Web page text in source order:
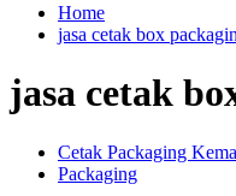
Home
jasa cetak box
jasa cetak
Cetak Packaging
Packaging